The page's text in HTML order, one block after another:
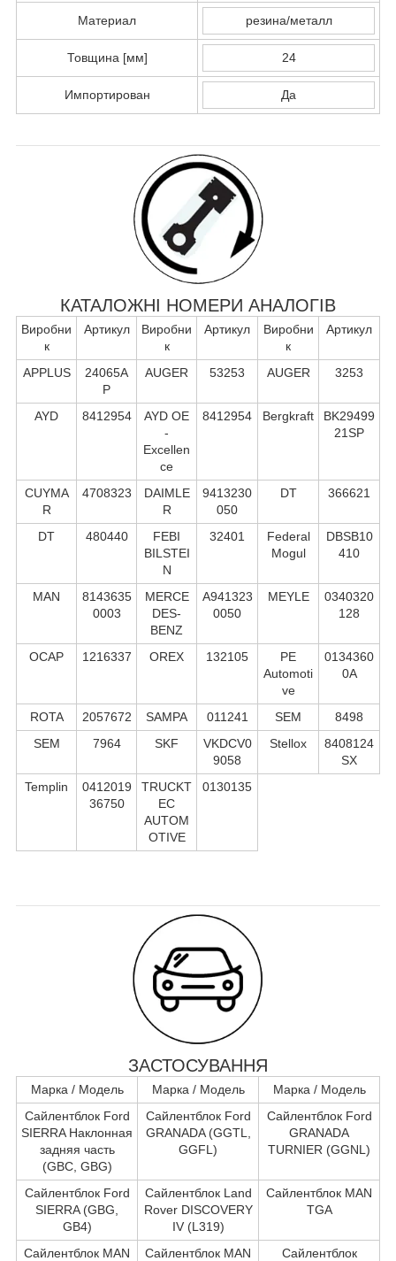
Материал резина/металл
Товщина [мм] 24
Импортирован Да
КАТАЛОЖНІ НОМЕРИ АНАЛОГІВ
Виробни
к
Артикул
Виробни
к
Артикул
Виробни
к
Артикул
APPLUS
24065A
P
AUGER 53253 AUGER 3253
AYD 8412954
AYD OE
-
Excellen
ce
8412954 Bergkraft
BK29499
21SP
CUYMA
R
4708323
DAIMLE
R
9413230
050
DT 366621
DT 480440
FEBI
BILSTEI
N
32401
Federal
Mogul
DBSB10
410
MAN
8143635
0003
MERCE
DES-
BENZ
A941323
0050
MEYLE
0340320
128
OCAP 1216337 OREX 132105
PE
Automoti
ve
0134360
0A
ROTA 2057672 SAMPA 011241 SEM
8498
SEM
7964 SKF
VKDCV0
9058
Stellox
8408124
SX
Templin
0412019
36750
TRUCKT
EC
AUTOM
OTIVE
0130135
ЗАСТОСУВАННЯ
Марка / Модель Марка / Модель
Марка / Модель
Сайлентблок Ford
SIERRA Наклонная
задняя часть
(GBC, GBG)
Сайлентблок Ford
GRANADA (GGTL,
GGFL)
Сайлентблок Ford
GRANADA
TURNIER (GGNL)
Сайлентблок Ford
SIERRA (GBG,
GB4)
Сайлентблок Land
Rover DISCOVERY
IV (L319)
Сайлентблок MAN
TGA
Сайлентблок MAN
Сайлентблок MAN
Сайлентблок